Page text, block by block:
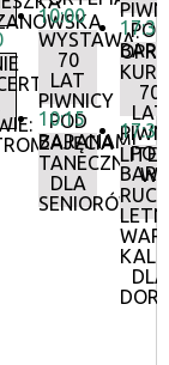
10:00
WYSTAWA:
70
LAT
PIWNICY
POD
BARANAMI
10:15
ZAJĘCIA
TANECZNE
DLA
SENIORÓW
POD
17:30
70
LAT
POD
17:30
W
DLA